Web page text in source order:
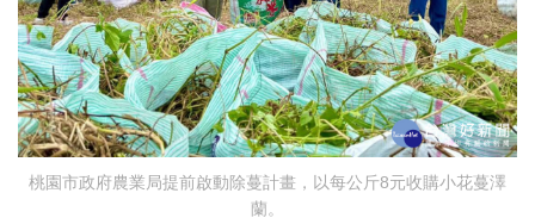
桃園市政府農業局提前啟動除蔓計畫，以每公斤8元收購小花蔓澤
蘭。